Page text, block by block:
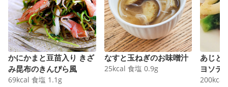
かにかまと豆苗入り きざ
み昆布のきんぴら風
69kcal 食塩 1.1 g
なすと玉ねぎのお味噌汁
25kcal 食塩 0.9g
あじと
ヨソテ
200kcal